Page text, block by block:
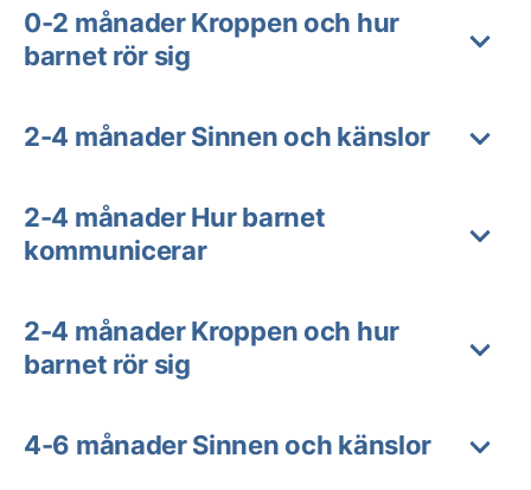
0-2 månader Kroppen och hur
barnet rör sig
2-4 månader Sinnen och känslor
2-4 månader Hur barnet
kommunicerar
2-4 månader Kroppen och hur
barnet rör sig
4-6 månader Sinnen och känslor